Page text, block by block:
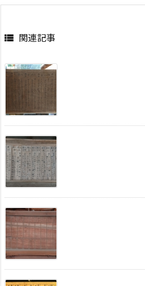
 関連記事